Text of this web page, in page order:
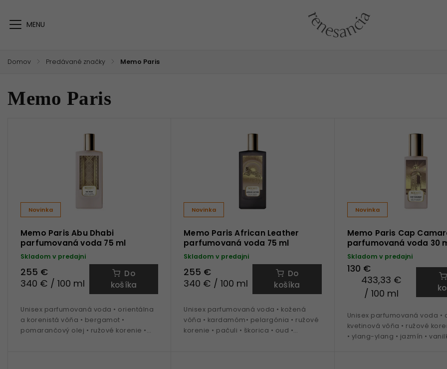
Domov / Predávané značky / Memo Paris
Memo Paris
Novinka
Memo Paris Abu Dhabi
parfumovaná voda 75 ml
Skladom v predajni
255 €
340 € / 100 ml
Do
košíka
Unisex parfumovaná voda • orientálna
a korenistá vôňa • bergamot •
pomarančový olej • ružové korenie •
Novinka
Memo Paris African Leather
parfumovaná voda 75 ml
Skladom v predajni
255 €
340 € / 100 ml
Do
košíka
Unisex parfumovaná voda • kožená
vôňa • kardamóm• pelargónia • ružové
korenie • pačuli • škorica • oud •
Novinka
Memo Paris Cap
parfumovaná voda 30
Skladom v predajni
130 €
433,33 €
/ 100 ml
Unisex parfumovaná voda •
kvetinová vôňa • ružové
• ylang-ylang • jazmín •